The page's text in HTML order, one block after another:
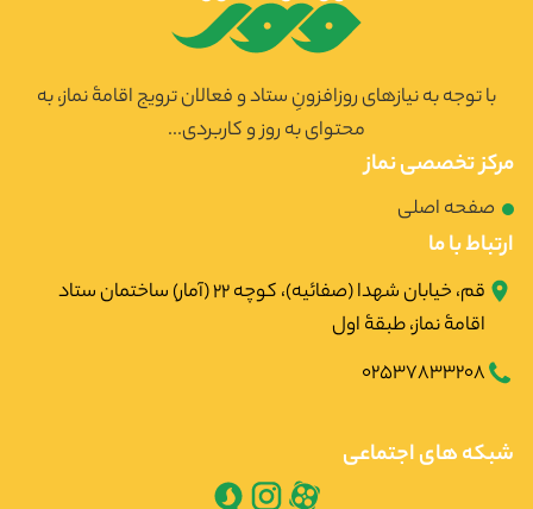
با توجه به نیازهای روزافزونِ ستاد و فعالان ترویج اقامۀ نماز، به
محتوای به روز و کاربردی...
مرکز تخصصی نماز
صفحه اصلی
ارتباط با ما
قم، خیابان شهدا (صفائیه)، کوچه ۲۲ (آمار) ساختمان ستاد
اقامۀ نماز، طبقۀ اول
02537833208
شبکه های اجتماعی